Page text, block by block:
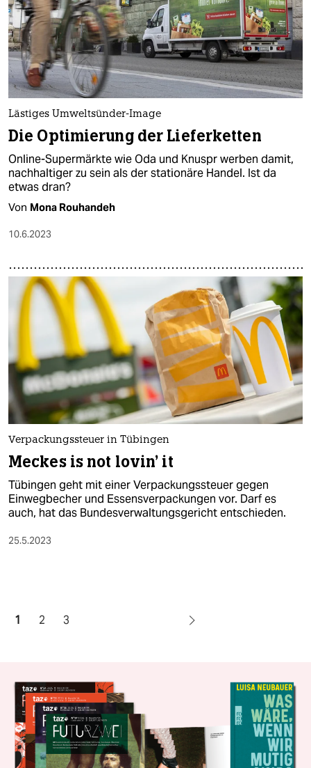
Lästiges Umweltsünder-Image
Die Optimierung der Lieferketten
Online-Supermärkte wie Oda und Knuspr werben damit,
nachhaltiger zu sein als der stationäre Handel. Ist da
etwas dran?
Von Mona Rouhandeh
10.6.2023
Verpackungssteuer in Tübingen
Meckes is not lovin' it
Tübingen geht mit einer Verpackungssteuer gegen
Einwegbecher und Essensverpackungen vor. Darf es
auch, hat das Bundesverwaltungsgericht entschieden.
25.5.2023
1 2 3